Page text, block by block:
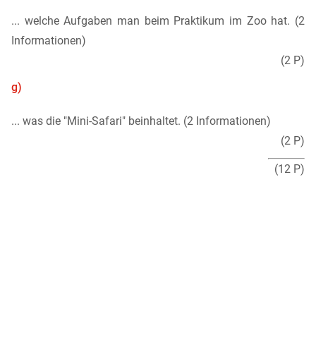
... welche Aufgaben man beim Praktikum im Zoo hat. (2
Informationen)
(2 P)
g)
... was die "Mini-Safari" beinhaltet. (2 Informationen)
(2 P)
(12 P)